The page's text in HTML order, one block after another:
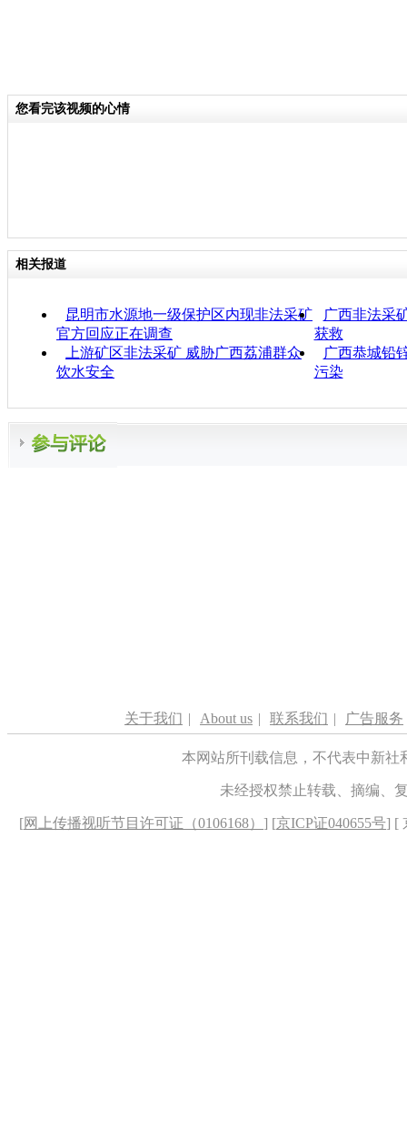
您看完该视频的心情
相关报道
昆明市水源地一级保护区内现非法采矿
官方回应正在调查
广西非法采
获救
上游矿区非法采矿 威胁广西荔浦群众
饮水安全
广西恭城铅
污染
关于我们 | About us | 联系我们 | 广告服务
本网站所刊载信息，不代表中新
未经授权禁止转载、摘编、
[网上传播视听节目许可证（0106168） ] [京ICP证040655号] [